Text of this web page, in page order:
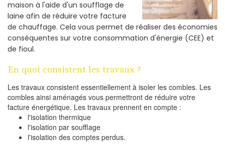
maison à l'aide d'un soufflage de
laine afin de réduire votre facture
de chauffage. Cela vous permet de réaliser des économies
conséquentes sur votre consommation d'énergie (CEE) et
de fioul.
En quoi consistent les travaux ?
Les travaux consistent essentiellement à isoler les combles. Les
combles ainsi aménagés vous permettront de réduire votre
facture énergétique. Les travaux prennent en compte :
l'isolation thermique
l'isolation par soufflage
l'isolation des comptes perdus.